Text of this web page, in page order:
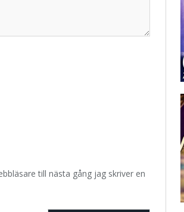
till nästa gång jag skriver en